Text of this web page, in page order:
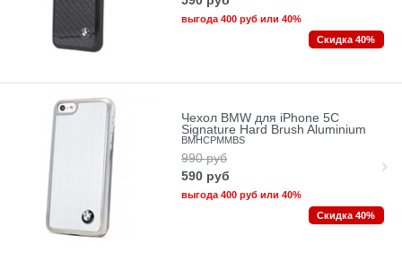
выгода 400 рубили 40%
Скидка 40%
Чехол BMW для iPhone 5C
Signature Hard Brush Aluminium
BMHCPMMBS
990 руб
590 руб
выгода 400 рубили 40%
Скидка 40%